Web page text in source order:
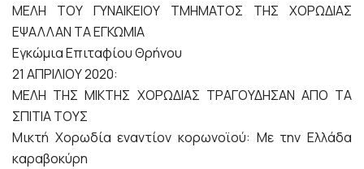
ΜΕΛΗ ΤΟΥ ΓΥΝΑΙΚΕΙΟΥ ΤΜΗΜΑΤΟΣ ΤΗΣ ΧΟΡΩΔΙΑΣ
ΕΨΑΛΛΑΝ ΤΑ ΕΓΚΩΜΙΑ
Εγκώμια Επιταφίου Θρήνου
21 ΑΠΡΙΛΙΟΥ 2020:
ΜΕΛΗ ΤΗΣ ΜΙΚΤΗΣ ΧΟΡΩΔΙΑΣ ΤΡΑΓΟΥΔΗΣΑΝ ΑΠΟ ΤΑ
ΣΠΙΤΙΑ ΤΟΥΣ
Μικτή Χορωδία εναντίον κορωνοϊού: Με την Ελλάδα
καραβοκύρη